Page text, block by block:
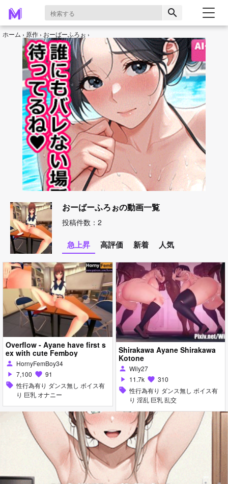
search
ホーム 原作 おーばーふろぉ
おーばーふろぉの動画一覧
投稿件数：2
急上昇 高評価 新着 人気
Overflow - Ayane have first s
ex with cute Femboy
person HornyFemBoy34
play_arrow 7,100 favorite 91
sell 性行為有り ダンス無し ボイス有
り 巨乳 オナニー
Shirakawa Ayane Shirakawa
Kotone
person Wily27
play_arrow 11.7k favorite 310
sell 性行為有り ダンス無し ボイス有
り 淫乱 巨乳 乱交